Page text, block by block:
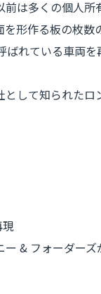
は多くの個人所
形作る板の枚数
れている車両
して知られた
& フォーダー